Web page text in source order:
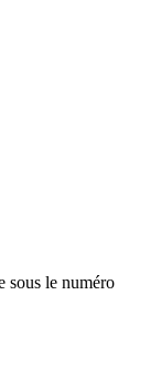
sous le numéro